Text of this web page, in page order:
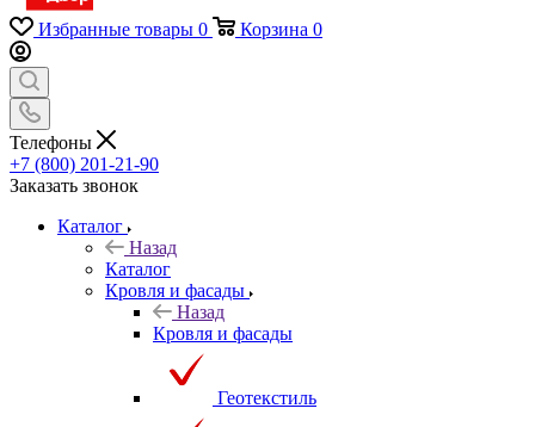
Избранные товары 0 Корзина 0
Телефоны
+7 (800) 201-21-90
Заказать звонок
Каталог
Назад
Каталог
Кровля и фасады
Назад
Кровля и фасады
Геотекстиль